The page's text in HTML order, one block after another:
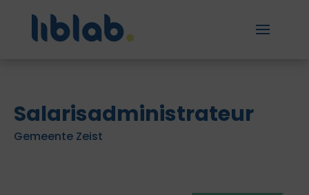
Salarisadministrateur
Gemeente Zeist